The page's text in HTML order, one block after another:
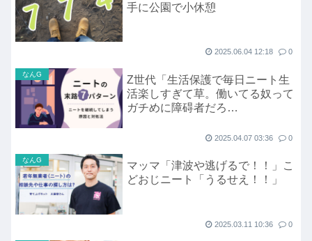
手に公園で小休憩
2025.06.04 12:18 0
なんG
Z世代「生活保護で毎日ニート生
活楽しすぎて草。働いてる奴って
ガチめに障碍者だろ
2025.04.07 03:36 0
なんG
マッマ「津波や逃げるで！！」こ
どおじニート「うるせえ！！」
2025.03.11 10:36 0